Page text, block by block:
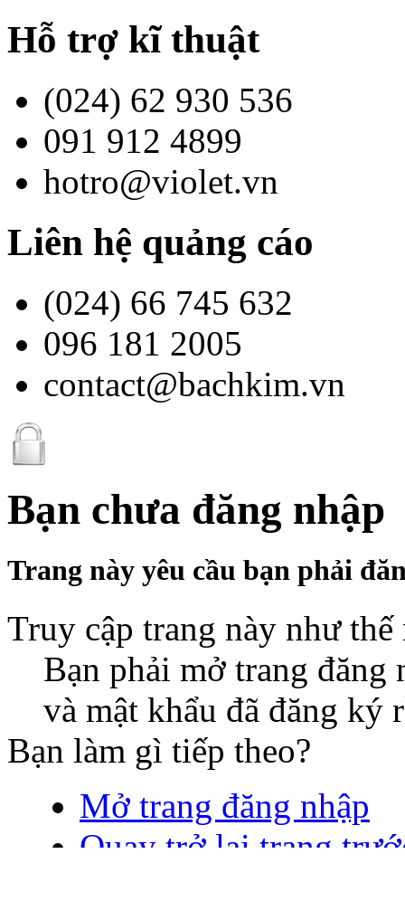
Hỗ trợ kĩ thuật
(024) 62 930 536
091 912 4899
hotro@violet.vn
Liên hệ quảng cáo
(024) 66 745 632
096 181 2005
contact@bachkim.vn
Bạn chưa đăng nhập
Trang này yêu cầu bạn phải
Truy cập trang này như thế
Bạn phải mở trang đăng
và mật khẩu đã đăng
Bạn làm gì tiếp theo?
Mở trang đăng nhập
Quay trở lại trang